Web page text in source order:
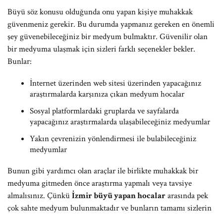
Büyü söz konusu olduğunda onu yapan kişiye muhakkak
güvenmeniz gerekir. Bu durumda yapmanız gereken en önemli
şey güvenebileceğiniz bir medyum bulmaktır. Güvenilir olan
bir medyuma ulaşmak için sizleri farklı seçenekler bekler.
Bunlar:
İnternet üzerinden web sitesi üzerinden yapacağınız
araştırmalarda karşınıza çıkan medyum hocalar
Sosyal platformlardaki gruplarda ve sayfalarda
yapacağınız araştırmalarda ulaşabileceğiniz medyumlar
Yakın çevrenizin yönlendirmesi ile bulabileceğiniz
medyumlar
Bunun gibi yardımcı olan araçlar ile birlikte muhakkak bir
medyuma gitmeden önce araştırma yapmalı veya tavsiye
almalısınız. Çünküİzmir büyü yapan hocalararasında pek
çok sahte medyum bulunmaktadır ve bunların tamamı sizlerin